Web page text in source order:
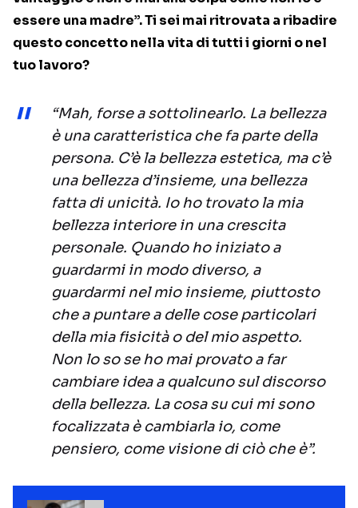
essere una madre”. Ti sei mai ritrovata a ribadire
questo concetto nella vita di tutti i giorni o nel
tuo lavoro?
“Mah, forse a sottolinearlo. La bellezza
è una caratteristica che fa parte della
persona. C’è la bellezza estetica, ma c’è
una bellezza d’insieme, una bellezza
fatta di unicità. Io ho trovato la mia
bellezza interiore in una crescita
personale. Quando ho iniziato a
guardarmi in modo diverso, a
guardarmi nel mio insieme, piuttosto
che a puntare a delle cose particolari
della mia fisicità o del mio aspetto.
Non lo so se ho mai provato a far
cambiare idea a qualcuno sul discorso
della bellezza. La cosa su cui mi sono
focalizzata è cambiarla io, come
pensiero, come visione di ciò che è”.